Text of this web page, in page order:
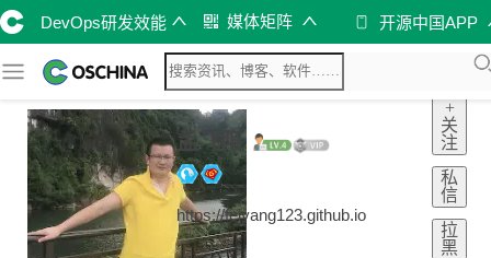
DevOps研发效能 媒体矩阵 开源中国APP
孟飞阳
https://feiyang123.github.io
+
关
注
私
信
拉
黑